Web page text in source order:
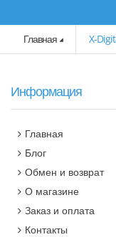
Главная
X-
Информация
Главная
Блог
Обмен и возврат
О магазине
Заказ и оплата
Контакты